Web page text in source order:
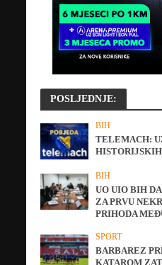
POSLJEDNJE:
BIH
TELEMACH:
BIH
UO UIO BIH
ZA PRVU
PRIHODA
SPORT
BARBAREZ